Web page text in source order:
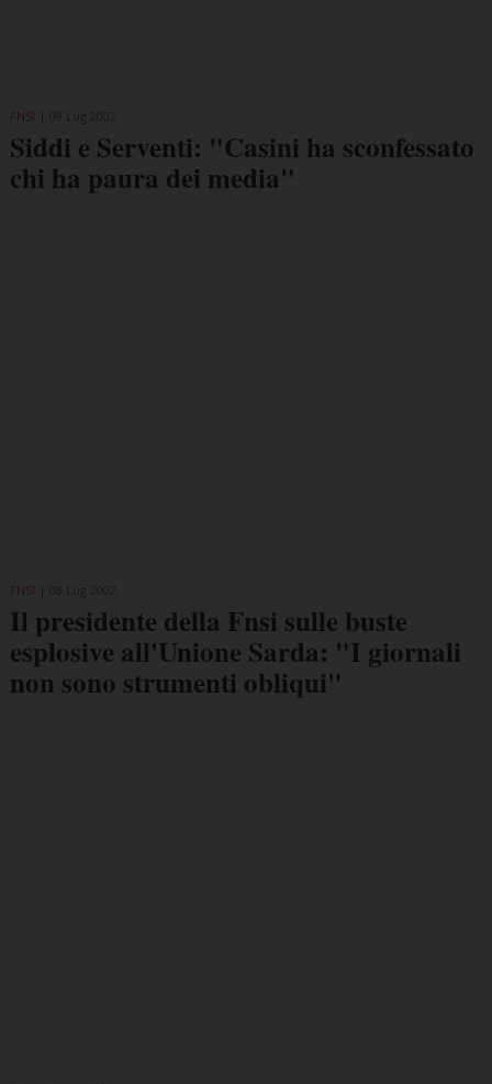
FNSI
Siddi e Serventi: "Casini ha sconfessato
chi ha paura dei media"
FNSI
Il presidente della Fnsi sulle buste
esplosive all'Unione Sarda: "I giornali
non sono strumenti obliqui"